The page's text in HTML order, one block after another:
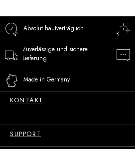
Absolut hautverträglich
Zuverlässige und sichere
Lieferung
Made in Germany
KONTAKT
SUPPORT